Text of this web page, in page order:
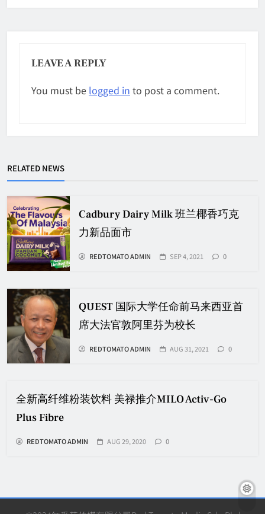
LEAVE A REPLY
You must be logged in to post a comment.
RELATED NEWS
Cadbury Dairy Milk 班兰椰香巧克
力新品面市
REDTOMATO ADMIN SEP 4, 2021 0
QUEST 国际大学任命前马来西亚首
席大法官敦阿里芬为校长
REDTOMATO ADMIN AUG 31, 2021 0
全新高纤维粉装饮料 美禄推介MILO Activ-Go
Plus Fibre
REDTOMATO ADMIN AUG 29, 2020 0